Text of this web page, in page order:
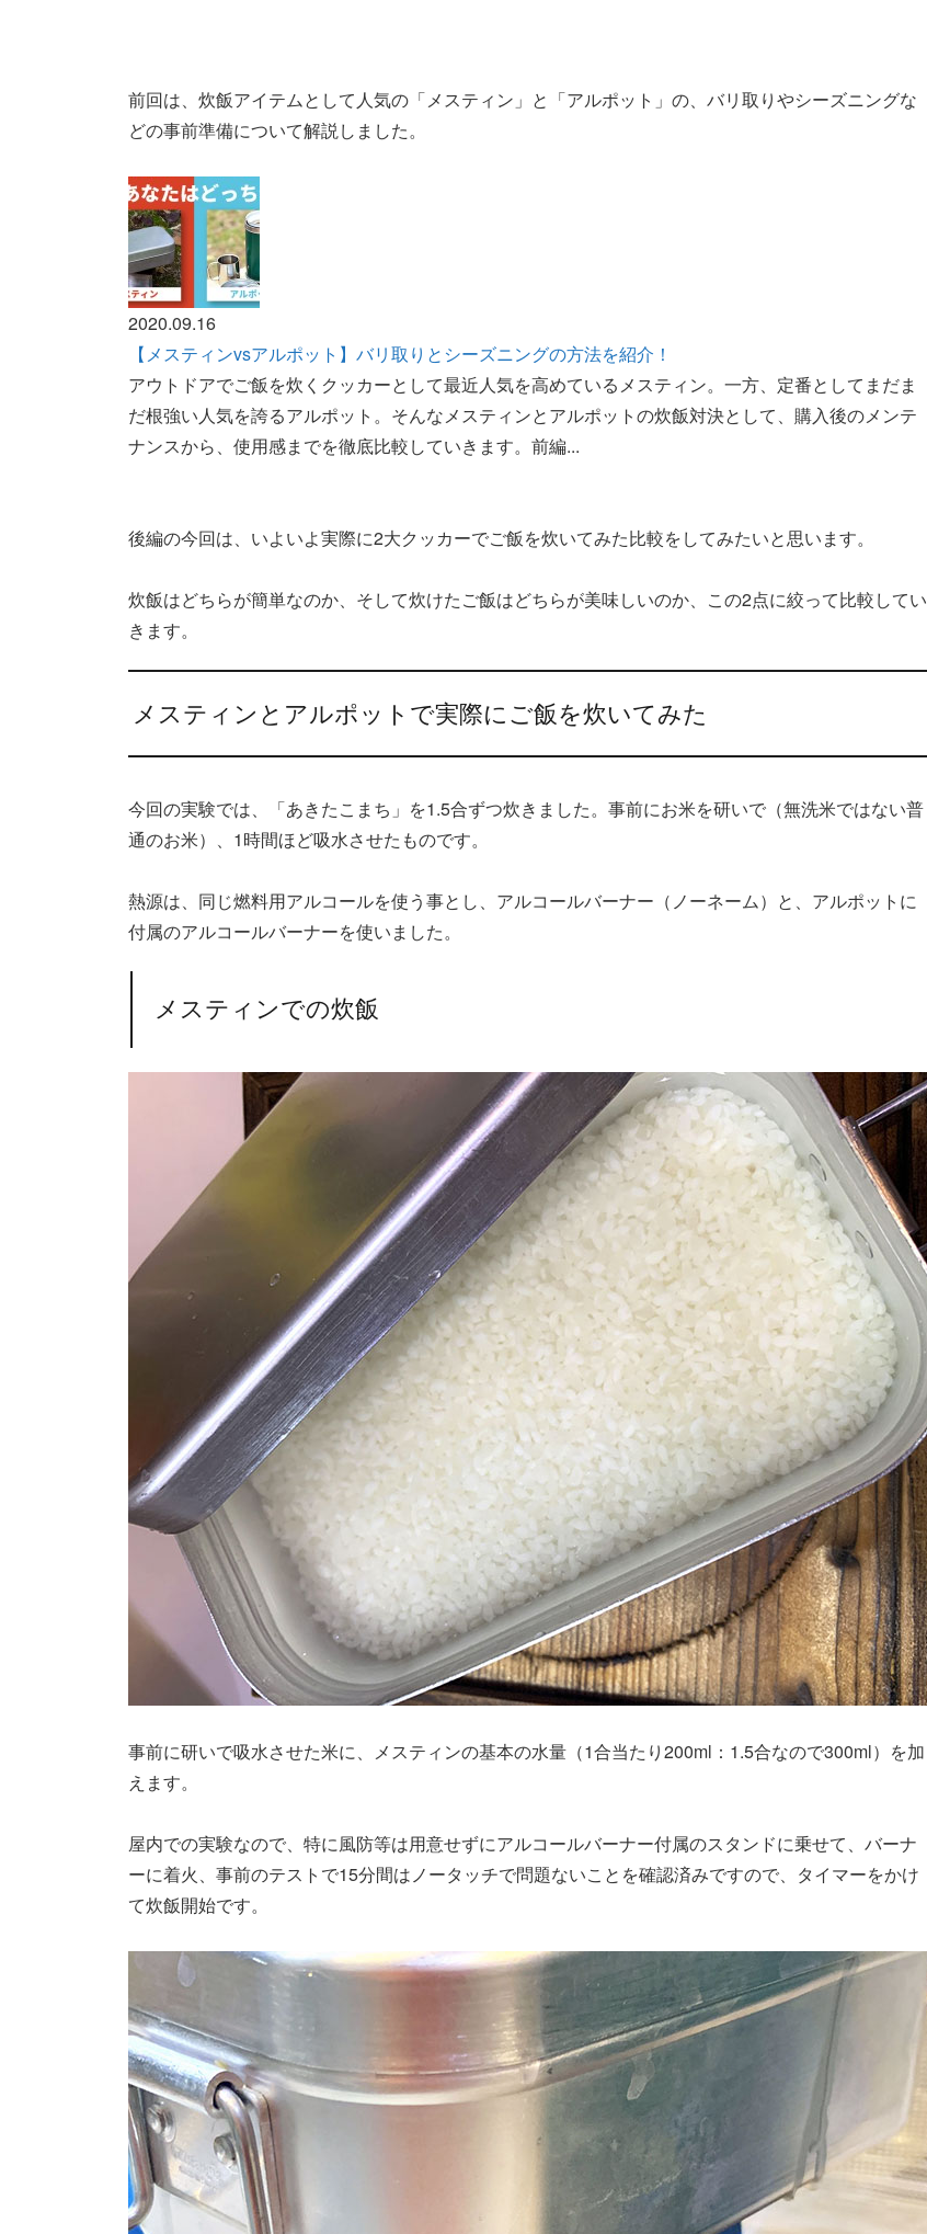
前回は、炊飯アイテムとして人気の「メスティン」と「アルポット」の、バリ取りやシーズニングな
どの事前準備について解説しました。
2020.09.16
【メスティンvsアルポット】バリ取りとシーズニングの方法を紹介！
アウトドアでご飯を炊くクッカーとして最近人気を高めているメスティン。一方、定番としてまだま
だ根強い人気を誇るアルポット。そんなメスティンとアルポットの炊飯対決として、購入後のメンテ
ナンスから、使用感までを徹底比較していきます。前編...
後編の今回は、いよいよ実際に2大クッカーでご飯を炊いてみた比較をしてみたいと思います。
炊飯はどちらが簡単なのか、そして炊けたご飯はどちらが美味しいのか、この2点に絞って比較してい
きます。
メスティンとアルポットで実際にご飯を炊いてみた
今回の実験では、「あきたこまち」を1.5合ずつ炊きました。事前にお米を研いで（無洗米ではない普
通のお米）、1時間ほど吸水させたものです。
熱源は、同じ燃料用アルコールを使う事とし、アルコールバーナー（ノーネーム）と、アルポットに
付属のアルコールバーナーを使いました。
メスティンでの炊飯
事前に研いで吸水させた米に、メスティンの基本の水量（1合当たり200ml：1.5合なので300ml）を加
えます。
屋内での実験なので、特に風防等は用意せずにアルコールバーナー付属のスタンドに乗せて、バーナ
ーに着火、事前のテストで15分間はノータッチで問題ないことを確認済みですので、タイマーをかけ
て炊飯開始です。